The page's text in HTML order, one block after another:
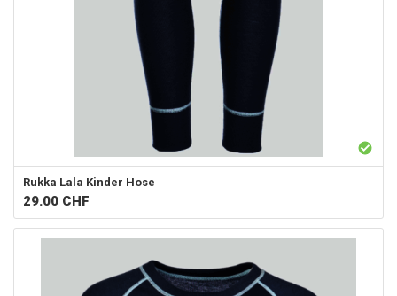
Rukka Lala Kinder Hose
29.00 CHF